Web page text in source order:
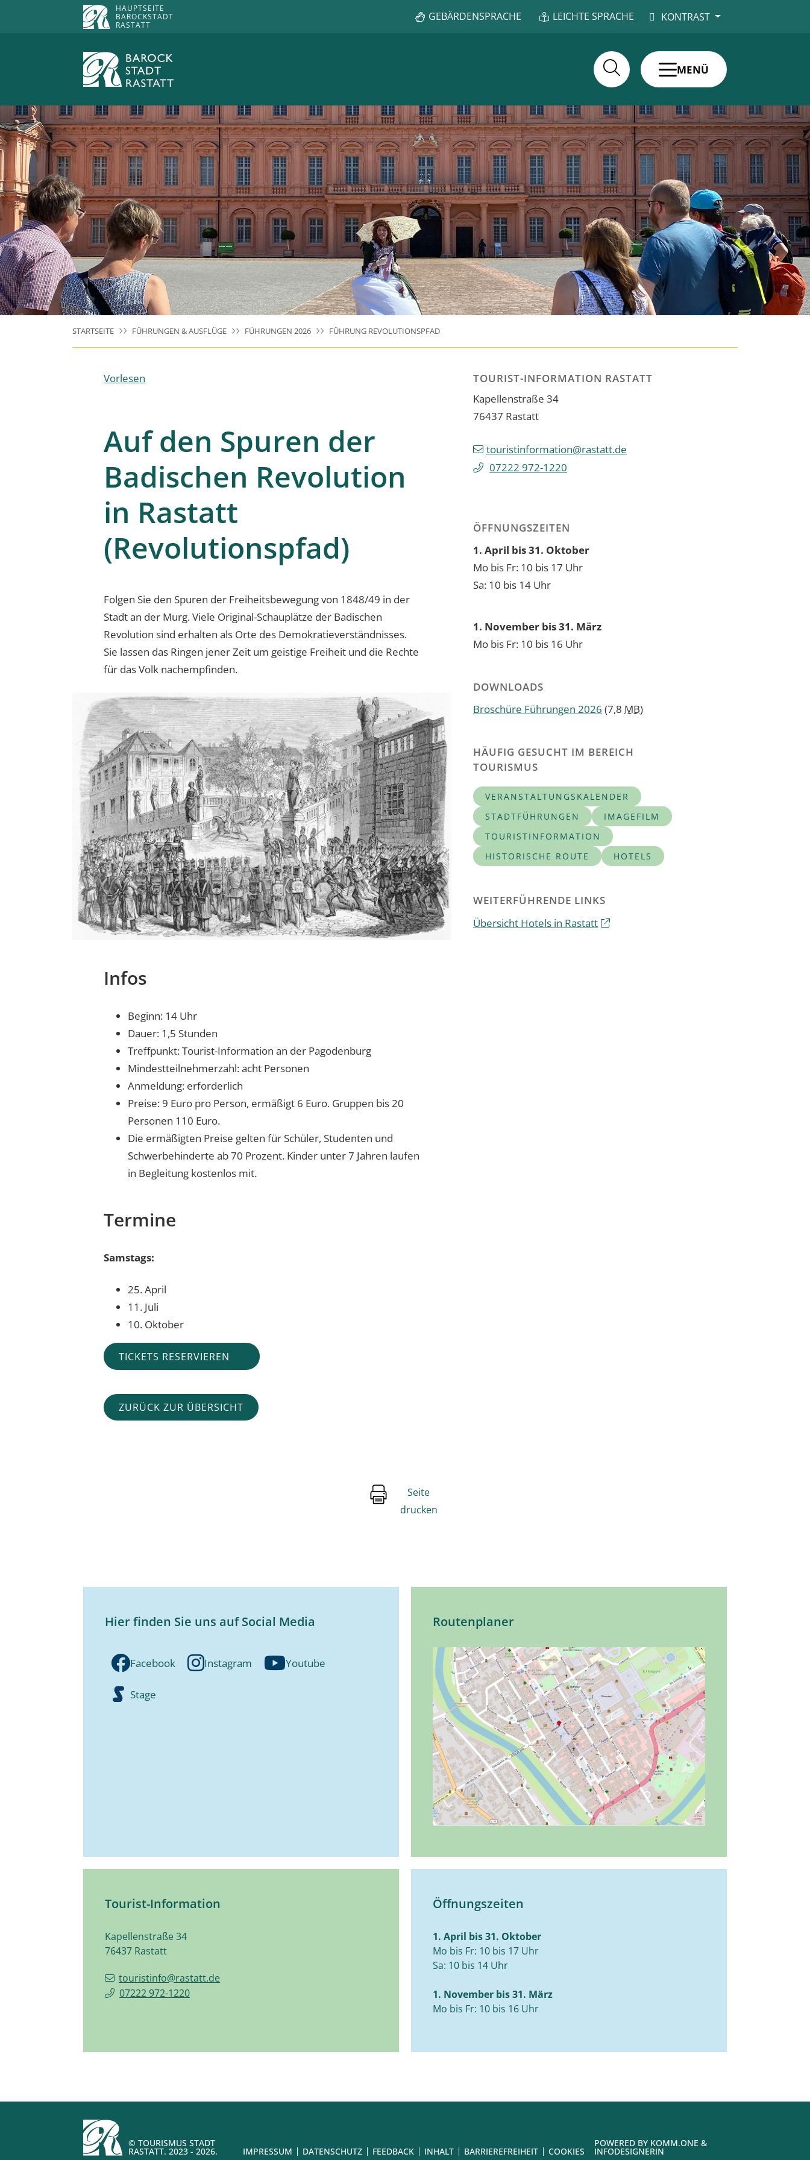
HAUPTSEITE
BAROCKSTADT
RASTATT
GEBÄRDENSPRACHE LEICHTE SPRACHE KONTRAST
MENÜ
STARTSEITE FÜHRUNGEN & AUSFLÜGE FÜHRUNGEN 2026 FÜHRUNG REVOLUTIONSPFAD
Vorlesen
Auf den Spuren der
Badischen Revolution
in Rastatt
(Revolutionspfad)
Folgen Sie den Spuren der Freiheitsbewegung von 1848/49 in der
Stadt an der Murg. Viele Original-Schauplätze der Badischen
Revolution sind erhalten als Orte des Demokratieverständnisses.
Sie lassen das Ringen jener Zeit um geistige Freiheit und die Rechte
für das Volk nachempfinden.
Infos
Beginn: 14 Uhr
Dauer: 1,5 Stunden
Treffpunkt: Tourist-Information an der Pagodenburg
Mindestteilnehmerzahl: acht Personen
Anmeldung: erforderlich
Preise: 9 Euro pro Person, ermäßigt 6 Euro. Gruppen bis 20
Personen 110 Euro.
Die ermäßigten Preise gelten für Schüler, Studenten und
Schwerbehinderte ab 70 Prozent. Kinder unter 7 Jahren laufen
in Begleitung kostenlos mit.
Termine
Samstags:
25. April
11. Juli
10. Oktober
TICKETS RESERVIEREN
ZURÜCK ZUR ÜBERSICHT
TOURIST-INFORMATION RASTATT
Kapellenstraße 34
76437 Rastatt
touristinformation@rastatt.de
07222 972-1220
ÖFFNUNGSZEITEN
1. April bis 31. Oktober
Mo bis Fr: 10 bis 17 Uhr
Sa: 10 bis 14 Uhr
1. November bis 31. März
Mo bis Fr: 10 bis 16 Uhr
DOWNLOADS
Broschüre Führungen 2026 (7,8 MB)
HÄUFIG GESUCHT IM BEREICH
TOURISMUS
VERANSTALTUNGSKALENDER
STADTFÜHRUNGEN
IMAGEFILM
TOURISTINFORMATION
HISTORISCHE ROUTE
HOTELS
WEITERFÜHRENDE LINKS
Übersicht Hotels in Rastatt
Seite
drucken
Hier finden Sie uns auf Social Media
Facebook Instagram Youtube
Stage
Routenplaner
Tourist-Information
Kapellenstraße 34
76437 Rastatt
touristinfo@rastatt.de
07222 972-1220
Öffnungszeiten
1. April bis 31. Oktober
Mo bis Fr: 10 bis 17 Uhr
Sa: 10 bis 14 Uhr
1. November bis 31. März
Mo bis Fr: 10 bis 16 Uhr
© TOURISMUS STADT
RASTATT. 2023 - 2026. IMPRESSUM DATENSCHUTZ FEEDBACK INHALT BARRIEREFREIHEIT COOKIES
POWERED BY KOMM.ONE &
INFODESIGNERIN